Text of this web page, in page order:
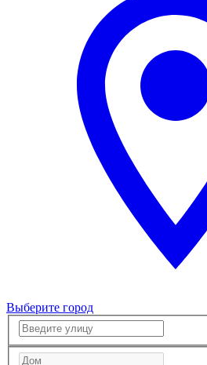
Выберите город